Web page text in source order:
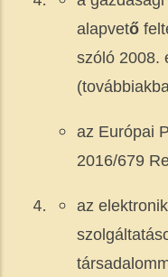
alapvető
szóló 2008.
az Európai
2016/679
az